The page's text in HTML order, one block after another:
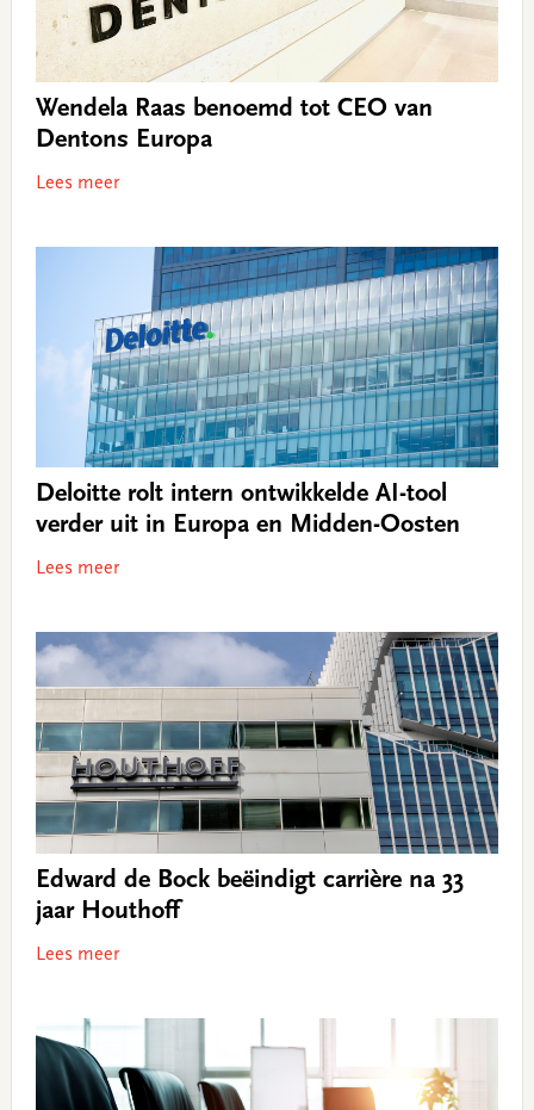
Wendela Raas benoemd tot CEO van
Dentons Europa
Lees meer
Deloitte rolt intern ontwikkelde AI-tool
verder uit in Europa en Midden-Oosten
Lees meer
Edward de Bock beëindigt carrière na 33
jaar Houthoff
Lees meer